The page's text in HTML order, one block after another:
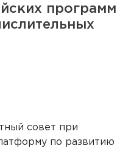
программ
совет при
по развитию